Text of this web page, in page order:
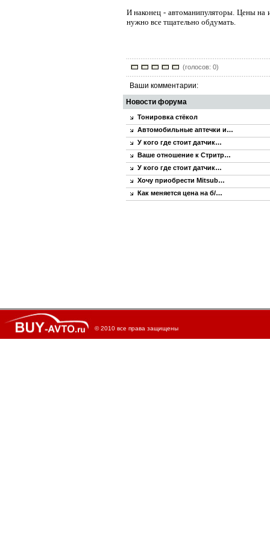
И наконец - автоманипуляторы. Цены на
нужно все тщательно обдумать.
(голосов: 0)
Ваши комментарии:
Новости форума
Тонировка стёкол
Автомобильные аптечки и…
У кого где стоит датчик…
Ваше отношение к Стритр…
У кого где стоит датчик…
Хочу приобрести Mitsub…
Как меняется цена на б/…
© 2010 все права защищены